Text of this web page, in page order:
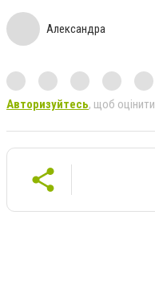
Александра
Авторизуйтесь, щоб оцінити